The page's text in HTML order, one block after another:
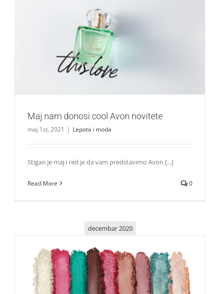
Maj nam donosi cool Avon novitete
Lepota i moda
Maj nam donosi cool Avon novitete
maj 1st, 2021 | Lepota i moda
Stigao je maj i red je da vam predstavimo Avon [...]
Read More 0
decembar 2020